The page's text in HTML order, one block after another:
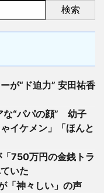
検索
が“ド迫力” 安田祐香
な“パパの顔” 幼子
イケメン」「ほんと
「750万円の金銭トラ
いた
「神々しい」の声